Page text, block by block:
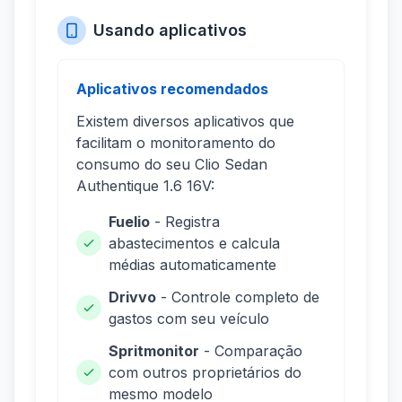
Usando aplicativos
Aplicativos recomendados
Existem diversos aplicativos que
facilitam o monitoramento do
consumo do seu Clio Sedan
Authentique 1.6 16V:
Fuelio - Registra
abastecimentos e calcula
médias automaticamente
Drivvo - Controle completo de
gastos com seu veículo
Spritmonitor - Comparação
com outros proprietários do
mesmo modelo